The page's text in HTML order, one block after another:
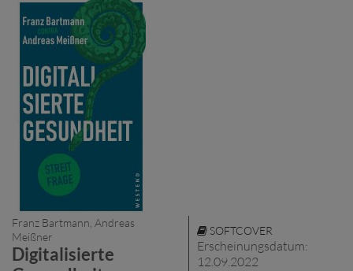
Franz Bartmann, Andreas
Meißner
Digitalisierte
SOFTCOVER
Erscheinungsdatum:
12.09.2022